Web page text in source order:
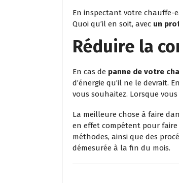
En inspectant votre chauffe-
Quoi qu’il en soit, avec un
Réduire la
En cas de panne de votre
d’énergie qu’il ne le devrait.
vous souhaitez. Lorsque
La meilleure chose à faire
en effet compétent pour faire
méthodes, ainsi que des
démesurée à la fin du mois.